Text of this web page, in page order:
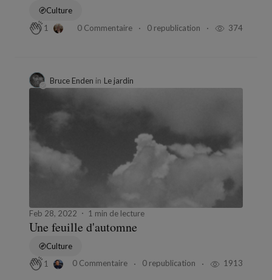
Culture
1
0 Commentaire 0 republication 374
Bruce Enden in Le jardin
Feb 28, 2022 1 min de lecture
Une feuille d'automne
Culture
1
0 Commentaire 0 republication 1913